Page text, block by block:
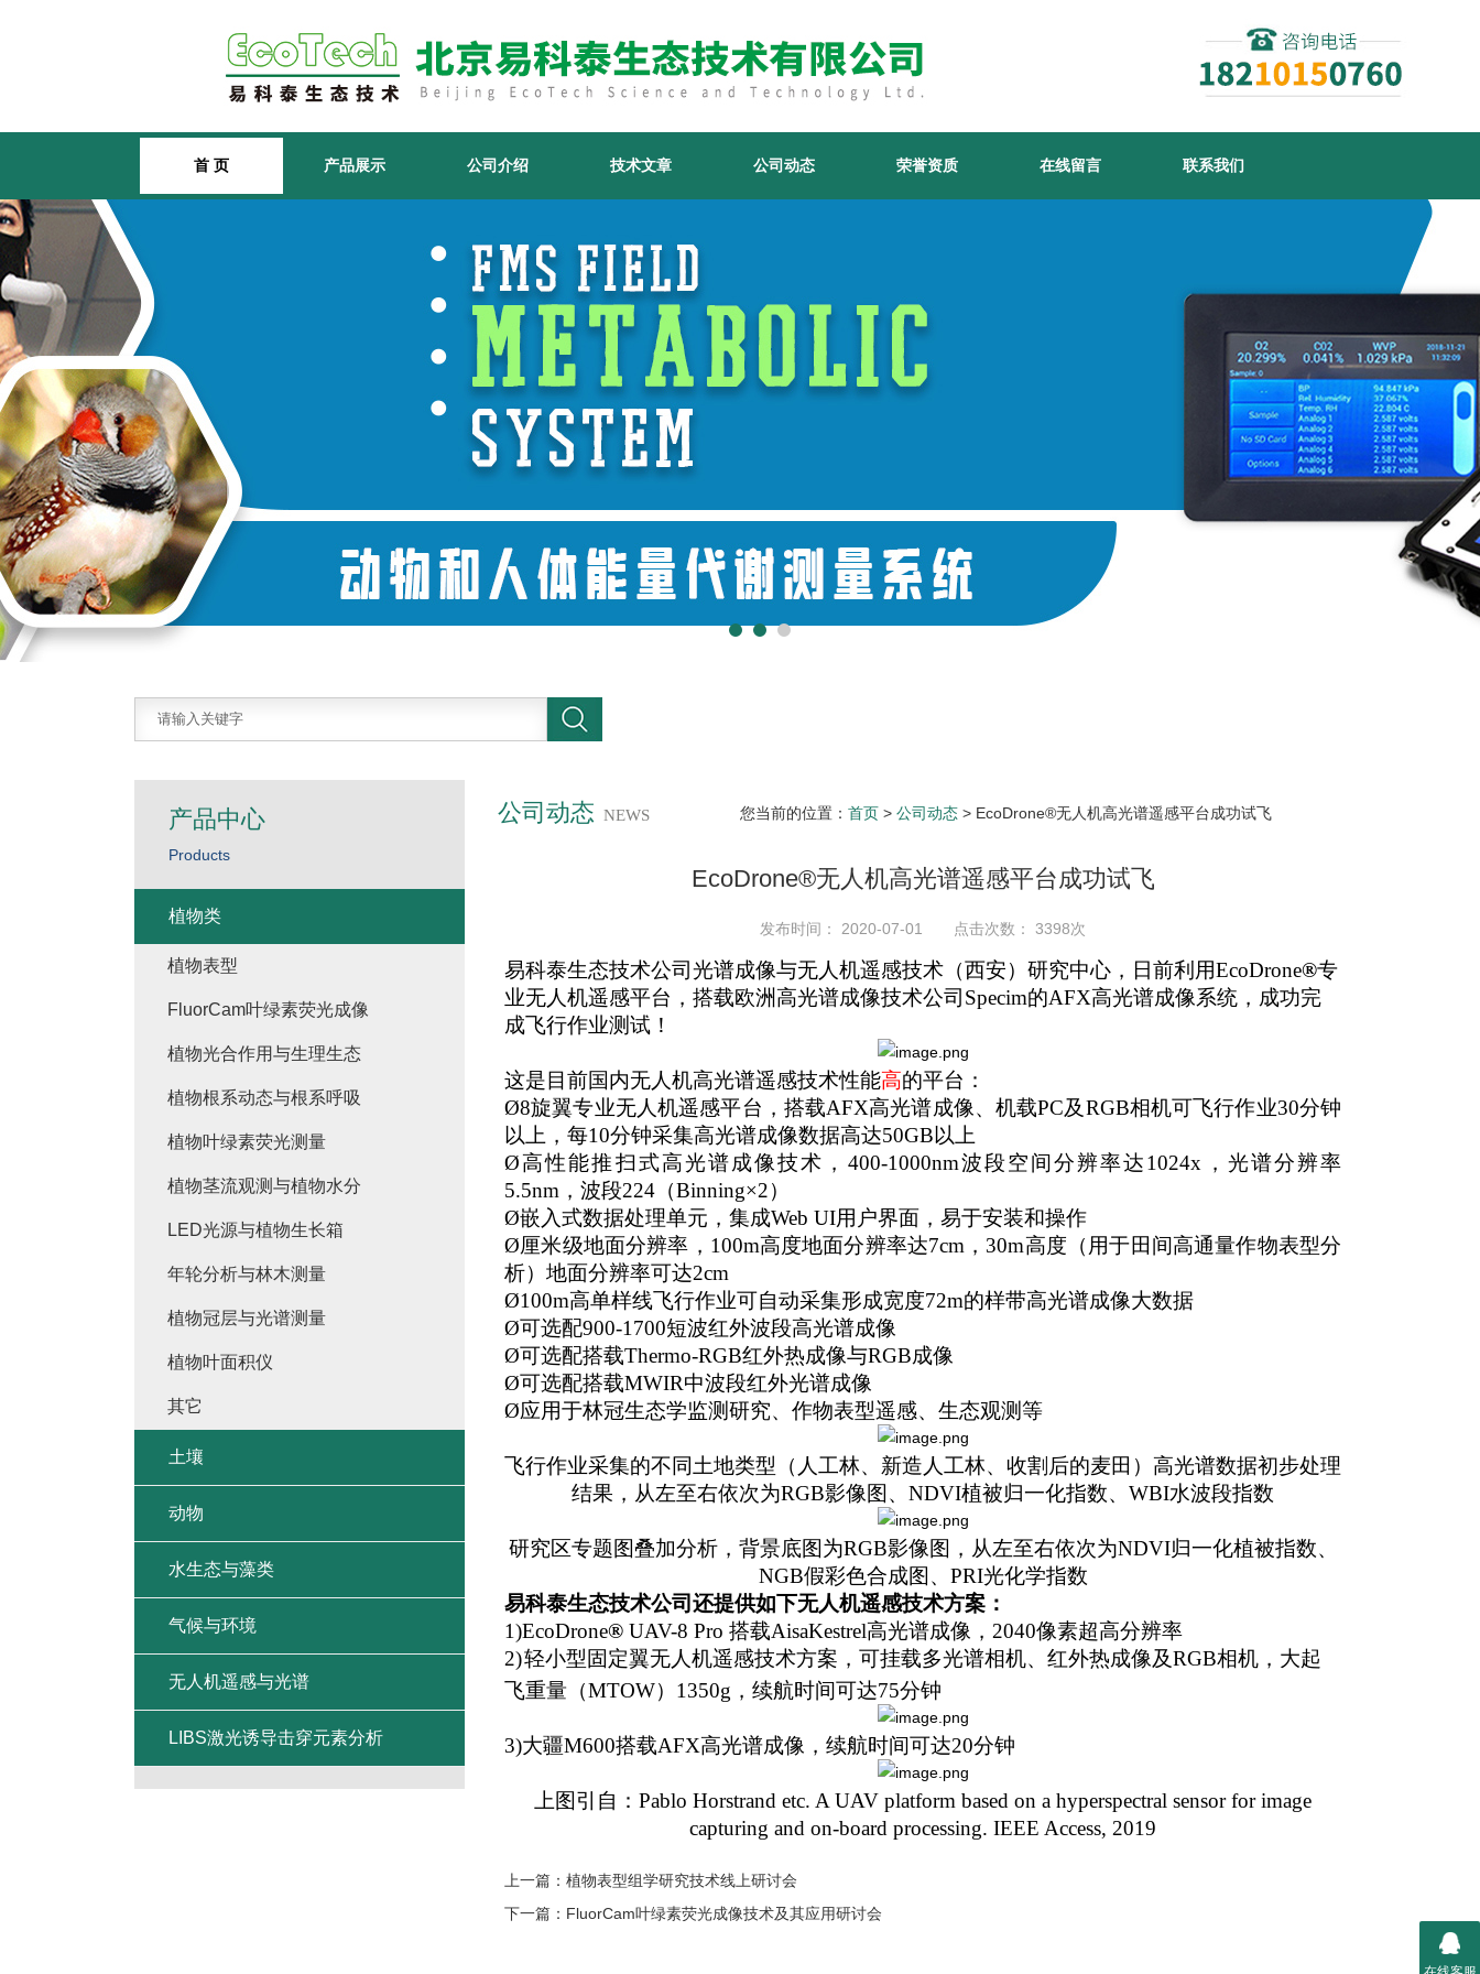
首 页 产品展示 公司介绍 技术文章 公司动态 荣誉资质 在线留言 联系我们
公司动态 NEWS 您当前的位置： 首页 > 公司动态 > EcoDrone®无人机高光谱遥感平台成功试飞
EcoDrone®无人机高光谱遥感平台成功试飞
发布时间： 2020-07-01 点击次数： 3398次
易科泰生态技术公司光谱成像与无人机遥感技术（西安）研究中心，日前利用EcoDrone®专
业无人机遥感平台，搭载欧洲高光谱成像技术公司Specim的AFX高光谱成像系统，成功完
成飞行作业测试！
这是目前国内无人机高光谱遥感技术性能高的平台：
Ø8旋翼专业无人机遥感平台，搭载AFX高光谱成像、机载PC及RGB相机可飞行作业30分钟
以上，每10分钟采集高光谱成像数据高达50GB以上
Ø高性能推扫式高光谱成像技术，400-1000nm波段空间分辨率达1024x，光谱分辨率
5.5nm，波段224（Binning×2）
Ø嵌入式数据处理单元，集成Web UI用户界面，易于安装和操作
Ø厘米级地面分辨率，100m高度地面分辨率达7cm，30m高度（用于田间高通量作物表型分
析）地面分辨率可达2cm
Ø100m高单样线飞行作业可自动采集形成宽度72m的样带高光谱成像大数据
Ø可选配900-1700短波红外波段高光谱成像
Ø可选配搭载Thermo-RGB红外热成像与RGB成像
Ø可选配搭载MWIR中波段红外光谱成像
Ø应用于林冠生态学监测研究、作物表型遥感、生态观测等
飞行作业采集的不同土地类型（人工林、新造人工林、收割后的麦田）高光谱数据初步处理
结果，从左至右依次为RGB影像图、NDVI植被归一化指数、WBI水波段指数
研究区专题图叠加分析，背景底图为RGB影像图，从左至右依次为NDVI归一化植被指数、
NGB假彩色合成图、PRI光化学指数
易科泰生态技术公司还提供如下无人机遥感技术方案：
1)EcoDrone® UAV-8 Pro 搭载AisaKestrel高光谱成像，2040像素超高分辨率
2)轻小型固定翼无人机遥感技术方案，可挂载多光谱相机、红外热成像及RGB相机，大起
飞重量（MTOW）1350g，续航时间可达75分钟
3)大疆M600搭载AFX高光谱成像，续航时间可达20分钟
上图引自：Pablo Horstrand etc. A UAV platform based on a hyperspectral sensor for image
capturing and on-board processing. IEEE Access, 2019
上一篇： 植物表型组学研究技术线上研讨会
下一篇： FluorCam叶绿素荧光成像技术及其应用研讨会
产品中心
Products
植物类
植物表型
FluorCam叶绿素荧光成像
植物光合作用与生理生态
植物根系动态与根系呼吸
植物叶绿素荧光测量
植物茎流观测与植物水分
LED光源与植物生长箱
年轮分析与林木测量
植物冠层与光谱测量
植物叶面积仪
其它
土壤
动物
水生态与藻类
气候与环境
无人机遥感与光谱
LIBS激光诱导击穿元素分析